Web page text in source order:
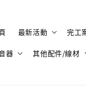
最新活動 完工
器 其他配件/線材